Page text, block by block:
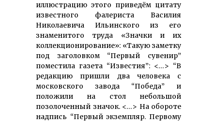
иллюстрацию этого приведём цитату
известного фалериста Василия
Николаевича Ильинского из его
знаменитого труда «Значки и их
коллекционирование»: «Такую заметку
под заголовком “Первый сувенир”
поместила газета “Известия”: <…> “В
редакцию пришли два человека с
московского завода “Победа” и
положили на стол небольшой
позолоченный значок. <…> На обороте
надпись “Первый экземпляр. Первому